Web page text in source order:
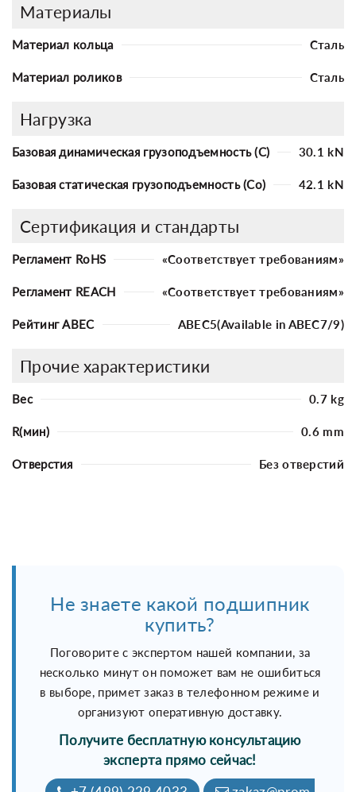
Материалы
Материал кольца Сталь
Материал роликов Сталь
Нагрузка
Базовая динамическая грузоподъемность (C) 30.1 kN
Базовая статическая грузоподъемность (Co) 42.1 kN
Сертификация и стандарты
Регламент RoHS «Соответствует требованиям»
Регламент REACH «Соответствует требованиям»
Рейтинг ABEC ABEC5(Available in ABEC7/9)
Прочие характеристики
Вес 0.7 kg
R(мин) 0.6 mm
Отверстия Без отверстий
Не знаете какой подшипник
купить?
Поговорите с экспертом нашей компании, за
несколько минут он поможет вам не ошибиться
в выборе, примет заказ в телефонном режиме и
организуют оперативную доставку.
Получите бесплатную консультацию
эксперта прямо сейчас!